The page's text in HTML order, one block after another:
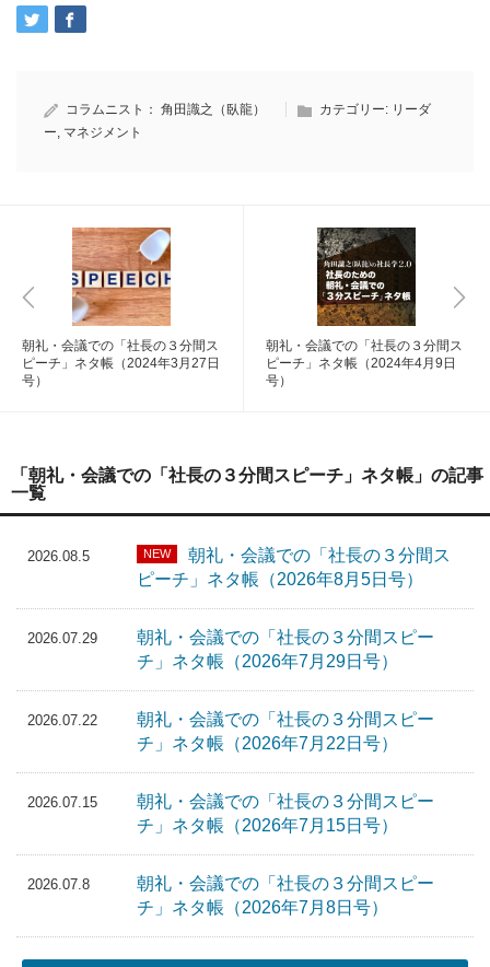
コラムニスト： 角田識之（臥龍） カテゴリー: リーダ
ー マネジメント
朝礼・会議での「社長の３分間ス
ピーチ」ネタ帳（2024年3月27日
号）
朝礼・会議での「社長の３分間ス
ピーチ」ネタ帳（2024年4月9日
号）
「朝礼・会議での「社長の３分間スピーチ」ネタ帳」の記事
一覧
2026.08.5 NEW
朝礼・会議での「社長の３分間ス
ピーチ」ネタ帳（2026年8月5日号）
2026.07.29
朝礼・会議での「社長の３分間スピー
チ」ネタ帳（2026年7月29日号）
2026.07.22
朝礼・会議での「社長の３分間スピー
チ」ネタ帳（2026年7月22日号）
2026.07.15
朝礼・会議での「社長の３分間スピー
チ」ネタ帳（2026年7月15日号）
2026.07.8
朝礼・会議での「社長の３分間スピー
チ」ネタ帳（2026年7月8日号）